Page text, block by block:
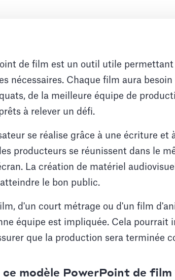
de film est un outil utile
nécessaires. Chaque film aura
de la meilleure équipe de
à relever un défi.
se réalise grâce à une écriture et
producteurs se réunissent dans le
La création de matériel
le bon public.
d'un court métrage ou d'un film
équipe est impliquée. Cela
que la production sera terminée
ce modèle PowerPoint de film